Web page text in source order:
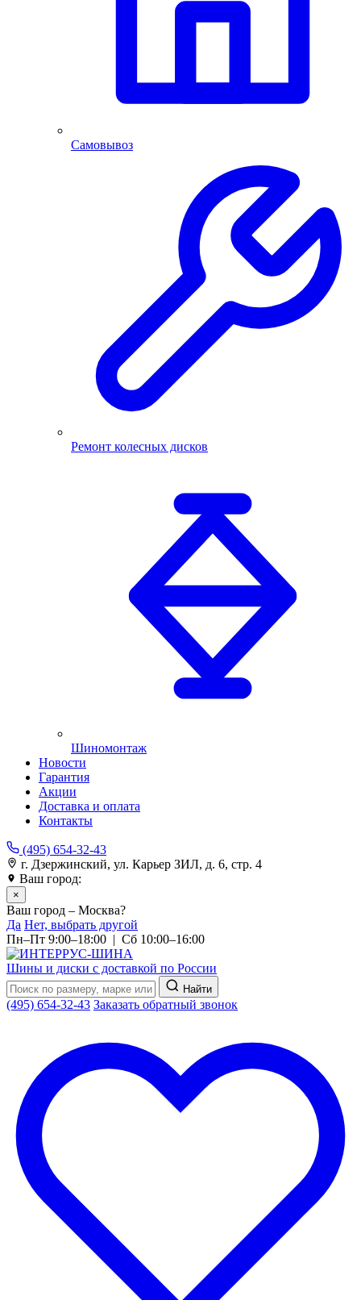
Самовывоз
Ремонт колесных дисков
Шиномонтаж
Новости
Гарантия
Акции
Доставка и оплата
Контакты
(495) 654-32-43
г. Дзержинский, ул. Карьер ЗИЛ, д. 6, стр. 4
Ваш город:
×
Ваш город – Москва?
Да Нет, выбрать другой
Пн–Пт 9:00–18:00 | Сб 10:00–16:00
Шины и диски с доставкой по России
Найти
(495) 654-32-43 Заказать обратный звонок